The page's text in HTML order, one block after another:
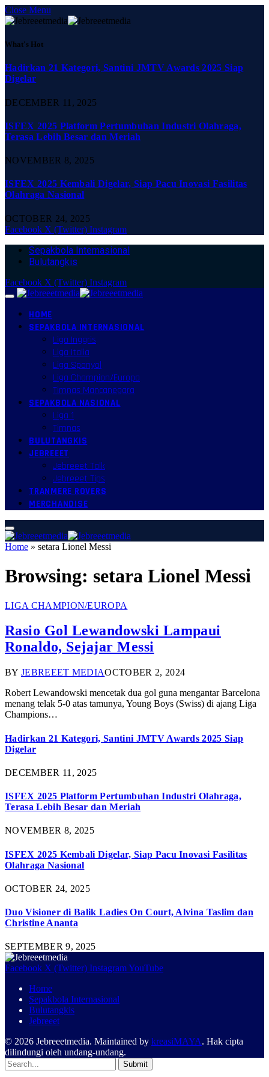
Close Menu
What's Hot
Hadirkan 21 Kategori, Santini JMTV Awards 2025 Siap
Digelar
DECEMBER 11, 2025
ISFEX 2025 Platform Pertumbuhan Industri Olahraga,
Terasa Lebih Besar dan Meriah
NOVEMBER 8, 2025
ISFEX 2025 Kembali Digelar, Siap Pacu Inovasi Fasilitas
Olahraga Nasional
OCTOBER 24, 2025
Facebook X (Twitter) Instagram
Sepakbola Internasional
Bulutangkis
Facebook X (Twitter) Instagram
HOME
SEPAKBOLA INTERNASIONAL
Liga Inggris
Liga Italia
Liga Spanyol
Liga Champion/Europa
Timnas Mancanegara
SEPAKBOLA NASIONAL
Liga 1
Timnas
BULUTANGKIS
JEBREEET
Jebreeet Talk
Jebreeet Tips
TRANMERE ROVERS
MERCHANDISE
Home » setara Lionel Messi
Browsing: setara Lionel Messi
LIGA CHAMPION/EUROPA
Rasio Gol Lewandowski Lampaui
Ronaldo, Sejajar Messi
BY JEBREEET MEDIAOCTOBER 2, 2024
Robert Lewandowski mencetak dua gol guna mengantar Barcelona
menang telak 5-0 atas tamunya, Young Boys (Swiss) di ajang Liga
Champions…
Hadirkan 21 Kategori, Santini JMTV Awards 2025 Siap
Digelar
DECEMBER 11, 2025
ISFEX 2025 Platform Pertumbuhan Industri Olahraga,
Terasa Lebih Besar dan Meriah
NOVEMBER 8, 2025
ISFEX 2025 Kembali Digelar, Siap Pacu Inovasi Fasilitas
Olahraga Nasional
OCTOBER 24, 2025
Duo Visioner di Balik Ladies On Court, Alvina Taslim dan
Christine Ananta
SEPTEMBER 9, 2025
Facebook X (Twitter) InstagramYouTube
Home
Sepakbola Internasional
Bulutangkis
Jebreeet
© 2026 Jebreeetmedia. Maintained by kreasiMAYA. Hak cipta
dilindungi oleh undang-undang.
Submit